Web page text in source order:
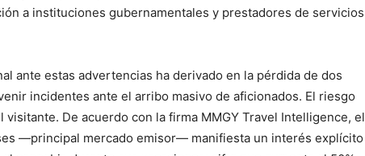
a instituciones gubernamentales y prestadores de servicios
ante estas advertencias ha derivado en la pérdida de dos
incidentes ante el arribo masivo de aficionados. El riesgo
De acuerdo con la firma MMGY Travel Intelligence, el
—principal mercado emisor— manifiesta un interés explícito